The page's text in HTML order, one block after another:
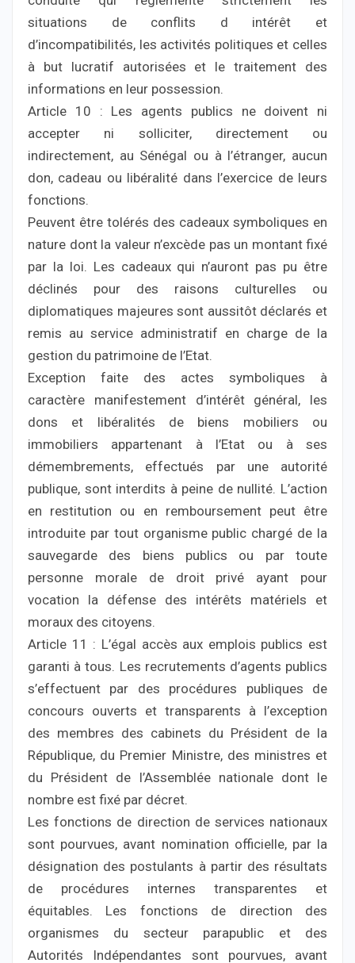
situations de conflits d intérêt et
d’incompatibilités, les activités politiques et celles
à but lucratif autorisées et le traitement des
informations en leur possession.
Article 10 : Les agents publics ne doivent ni
accepter ni solliciter, directement ou
indirectement, au Sénégal ou à l’étranger, aucun
don, cadeau ou libéralité dans l’exercice de leurs
fonctions.
Peuvent être tolérés des cadeaux symboliques en
nature dont la valeur n’excède pas un montant fixé
par la loi. Les cadeaux qui n’auront pas pu être
déclinés pour des raisons culturelles ou
diplomatiques majeures sont aussitôt déclarés et
remis au service administratif en charge de la
gestion du patrimoine de l’Etat.
Exception faite des actes symboliques à
caractère manifestement d’intérêt général, les
dons et libéralités de biens mobiliers ou
immobiliers appartenant à l’Etat ou à ses
démembrements, effectués par une autorité
publique, sont interdits à peine de nullité. L’action
en restitution ou en remboursement peut être
introduite par tout organisme public chargé de la
sauvegarde des biens publics ou par toute
personne morale de droit privé ayant pour
vocation la défense des intérêts matériels et
moraux des citoyens.
Article 11 : L’égal accès aux emplois publics est
garanti à tous. Les recrutements d’agents publics
s’effectuent par des procédures publiques de
concours ouverts et transparents à l’exception
des membres des cabinets du Président de la
République, du Premier Ministre, des ministres et
du Président de l’Assemblée nationale dont le
nombre est fixé par décret.
Les fonctions de direction de services nationaux
sont pourvues, avant nomination officielle, par la
désignation des postulants à partir des résultats
de procédures internes transparentes et
équitables. Les fonctions de direction des
organismes du secteur parapublic et des
Autorités Indépendantes sont pourvues, avant